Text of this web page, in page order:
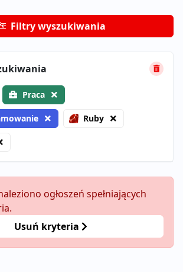
Filtry wyszukiwania
Praca
Ruby
ogłoszeń spełniających
Usuń kryteria